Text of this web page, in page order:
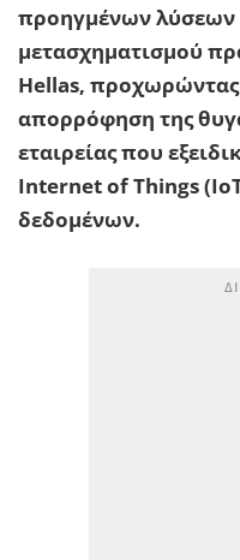
προηγμένων
μετασχηματισμού
Hellas,
απορρόφηση της
εταιρείας που
Internet of Things
δεδομένων.